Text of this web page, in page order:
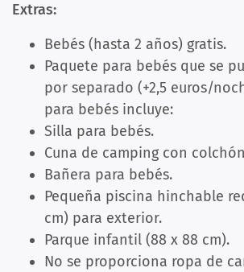
Extras:
Bebés (hasta 2 años) gratis.
Paquete para bebés que se
por separado (+2,5 euros/
para bebés incluye:
Silla para bebés.
Cuna de camping con
Bañera para bebés.
Pequeña piscina hinchable
cm) para exterior.
Parque infantil (88 x 88 cm).
No se proporciona ropa de